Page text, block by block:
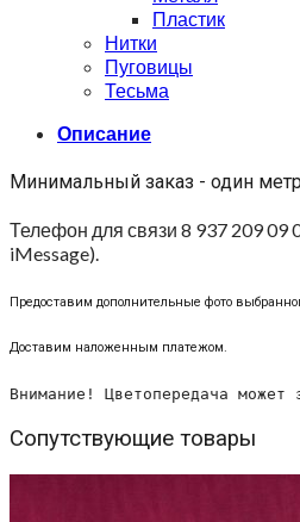
Пластик
Нитки
Пуговицы
Тесьма
Описание
Минимальный заказ - один
Телефон для связи 8 937 209 09
iMessage).
Предоставим дополнительные фото
Доставим наложенным платежом.
Внимание! Цветопередача может
Сопутствующие товары